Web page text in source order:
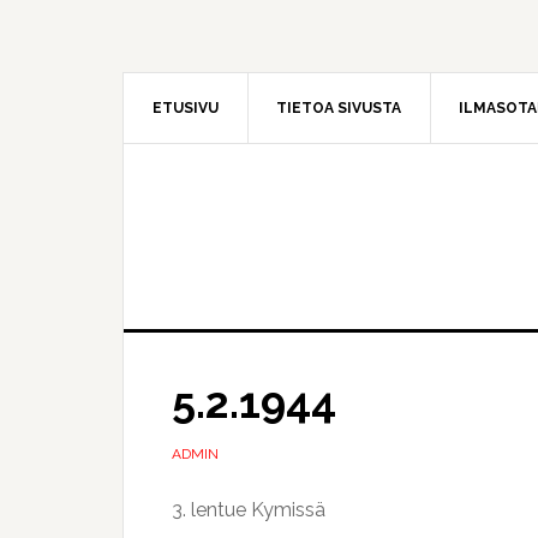
ETUSIVU TIETOA SIVUSTA
5.2.1944
ADMIN
3. lentue Kymissä